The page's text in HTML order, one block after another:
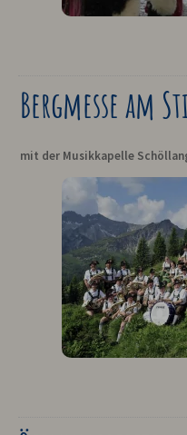
Bergmesse am
mit der Musikkapelle